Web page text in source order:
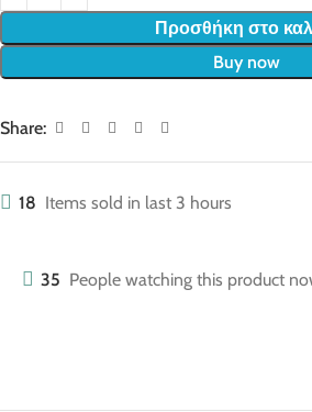
Προσθήκη στο
Buy now
Share:
18 Items sold in last 3 hours
35 People watching this product